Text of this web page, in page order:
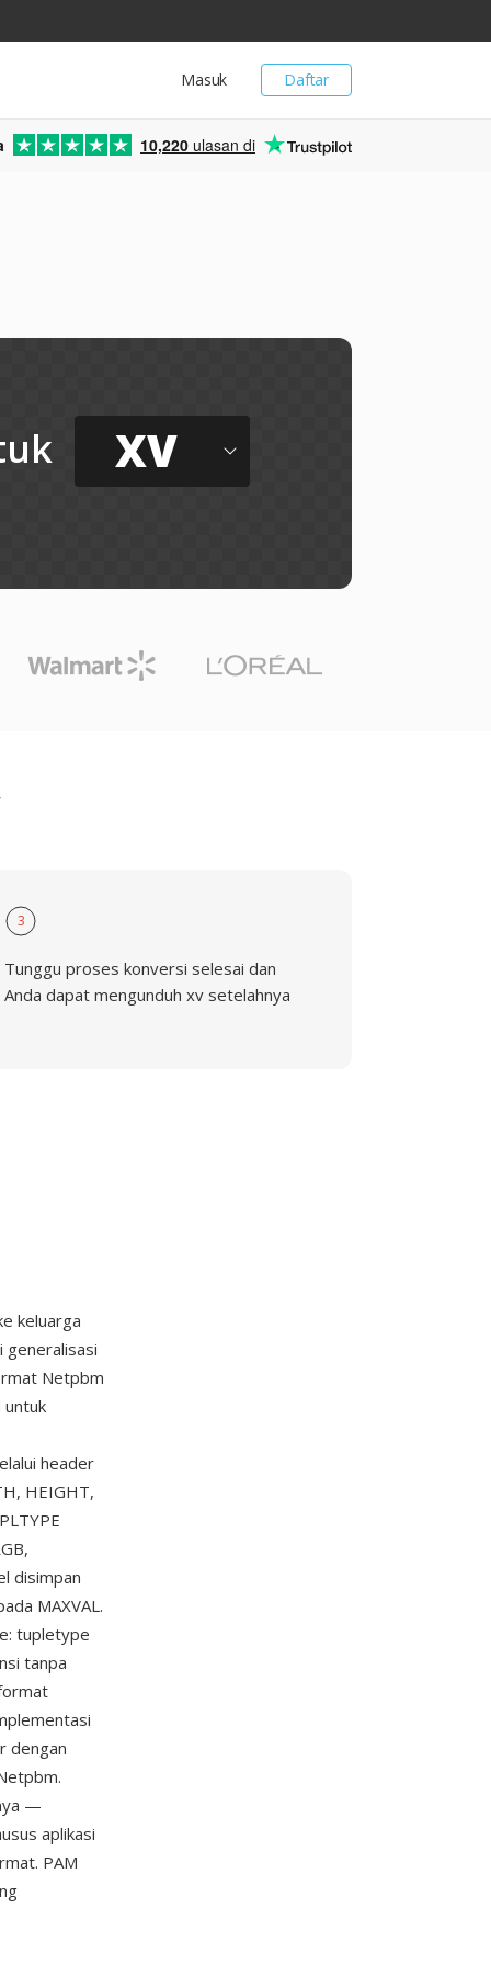
Daftar
Masuk
10,220 ulasan di
XV
3
Tunggu proses konversi selesai dan
Anda dapat mengunduh xv setelahnya
keluarga
Netpbm
untuk
header
HEIGHT,
disimpan
MAXVAL.
tupletype
tanpa
dengan
—
aplikasi
PAM